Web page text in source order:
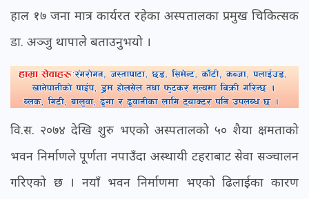
हाल १७ जना मात्र कार्यरत रहेका अस्पतालका प्रमुख चिकित्सक
डा. अञ्जु थापाले बताउनुभयो ।
वि.स. २०७४ देखि शुरु भएको अस्पतालको ५० शैया क्षमताको
भवन निर्माणले पूर्णता नपाउँदा अस्थायी टहराबाट सेवा सञ्चालन
गरिएको छ । नयाँ भवन निर्माणमा भएको ढिलाईका कारण